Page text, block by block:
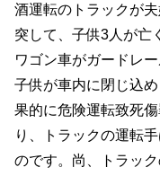
酒運転のトラックが
突して、子供3人が亡
ワゴン車がガードレ
子供が車内に閉じ込
果的に危険運転致死
り、トラックの運転
のです。尚、トラッ